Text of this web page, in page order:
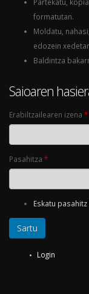
formatutan.
Moldatu,
edozein
Baldintza
Saioaren
Erabiltzailearen izena *
Pasahitza *
Eskatu
Login